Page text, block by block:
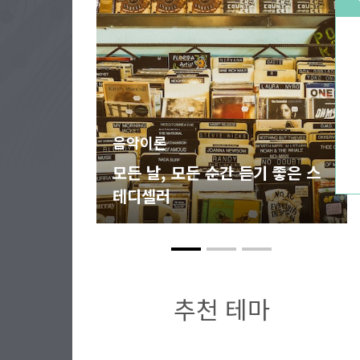
음악이론
모든 날, 모든 순간 듣기 좋은 스
테디셀러
추천 테마